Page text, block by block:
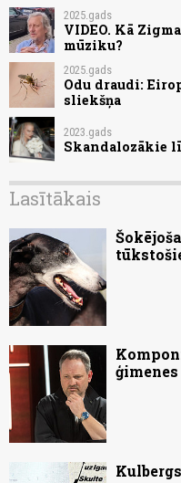
2025.gads
VIDEO. Kā
mūziku?
2025.gads
Odu draudi:
sliekšņa
2023.gads
Skandalozākie
Lasītākais